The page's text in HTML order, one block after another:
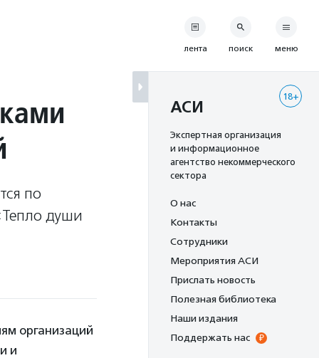
по
души
организаций
и
лента поиск меню
18+
АСИ
Экспертная организация
и информационное
агентство некоммерческого
сектора
О нас
Контакты
Сотрудники
Мероприятия АСИ
Прислать новость
Полезная библиотека
Наши издания
Поддержать нас